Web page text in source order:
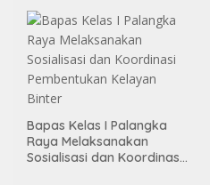
Bapas Kelas I Palangka
Raya Melaksanakan
Sosialisasi dan Koordinasi